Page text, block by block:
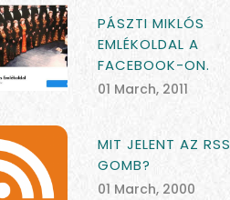
PÁSZTI MIKLÓS
EMLÉKOLDAL A
FACEBOOK-ON.
01 March, 2011
MIT JELENT AZ RSS
GOMB?
01 March, 2000